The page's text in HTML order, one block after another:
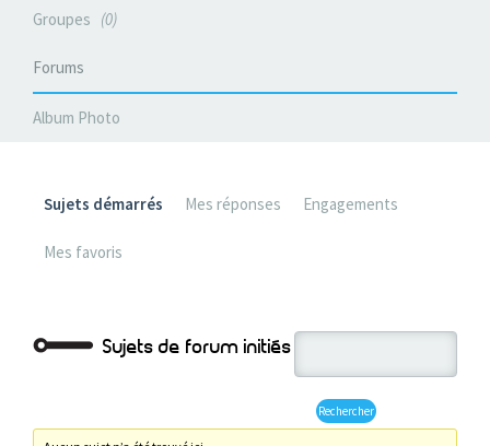
Groupes 0
Forums
Album Photo
Sujets démarrés Mes réponses Engagements
Mes favoris
Sujets de forum initiés